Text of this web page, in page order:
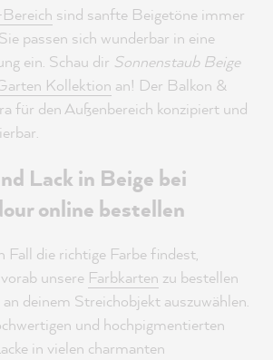
sind sanfte Beigetöne immer
passen sich wunderbar in eine
ein. Schau dir Sonnenstaub Beige
Kollektion an! Der Balkon &
für den Außenbereich konzipiert und
Lack in Beige bei
online bestellen
Fall die richtige Farbe findest,
unsere Farbkarten zu bestellen
deinem Streichobjekt auszuwählen.
und hochpigmentierten
in vielen charmanten